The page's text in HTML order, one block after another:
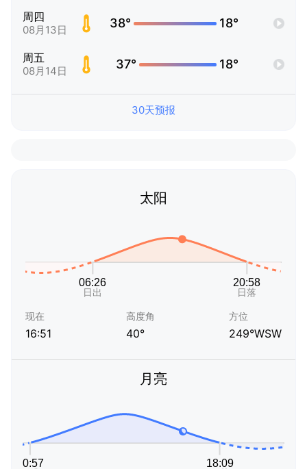
周四
08月13日 38° 18°
周五
08月14日 37° 18°
30天预报
太阳
现在
16:51
高度角
40°
方位
249°WSW
月亮